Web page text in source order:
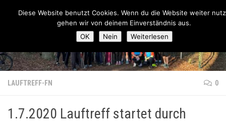
Zum Inhalt springen
Lauftreff-FN
LAUFTREFF-FN 0
1.7.2020 Lauftreff startet durch
Diese Website benutzt Cookies. Wenn du die Website weiter
gehen wir von deinem Einverständnis aus.
OK
Nein Weiterlesen